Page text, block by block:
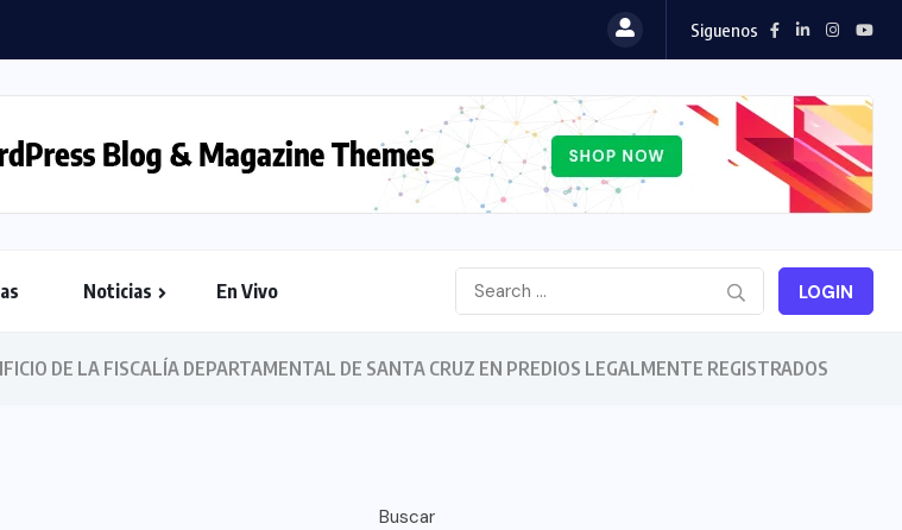
Siguenos
Noticias En Vivo LOGIN
DE LA FISCALÍA DEPARTAMENTAL DE SANTA CRUZ EN PREDIOS LEGALMENTE REGISTRADOS
Buscar